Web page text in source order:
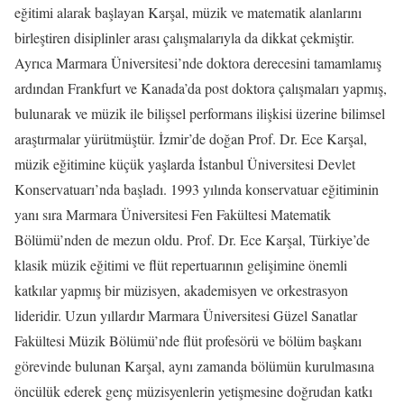
eğitimi alarak başlayan Karşal, müzik ve matematik alanlarını
birleştiren disiplinler arası çalışmalarıyla da dikkat çekmiştir.
Ayrıca Marmara Üniversitesi’nde doktora derecesini tamamlamış
ardından Frankfurt ve Kanada’da post doktora çalışmaları yapmış,
bulunarak ve müzik ile bilişsel performans ilişkisi üzerine bilimsel
araştırmalar yürütmüştür. İzmir’de doğan Prof. Dr. Ece Karşal,
müzik eğitimine küçük yaşlarda İstanbul Üniversitesi Devlet
Konservatuarı’nda başladı. 1993 yılında konservatuar eğitiminin
yanı sıra Marmara Üniversitesi Fen Fakültesi Matematik
Bölümü’nden de mezun oldu. Prof. Dr. Ece Karşal, Türkiye’de
klasik müzik eğitimi ve flüt repertuarının gelişimine önemli
katkılar yapmış bir müzisyen, akademisyen ve orkestrasyon
lideridir. Uzun yıllardır Marmara Üniversitesi Güzel Sanatlar
Fakültesi Müzik Bölümü’nde flüt profesörü ve bölüm başkanı
görevinde bulunan Karşal, aynı zamanda bölümün kurulmasına
öncülük ederek genç müzisyenlerin yetişmesine doğrudan katkı